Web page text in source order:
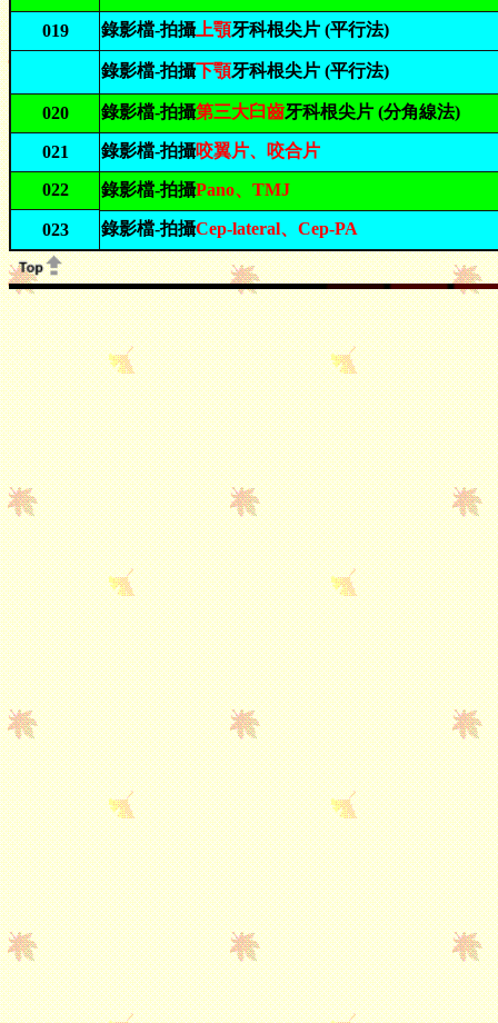
019 錄影檔-拍攝上顎牙科根尖片 (平行法)
錄影檔-拍攝下顎牙科根尖片 (平行法)
020 錄影檔-拍攝第三大臼齒牙科根尖片 (分角線法)
021 錄影檔-拍攝咬翼片、咬合片
022 錄影檔-拍攝Pano、TMJ
023 錄影檔-拍攝Cep-lateral、Cep-PA